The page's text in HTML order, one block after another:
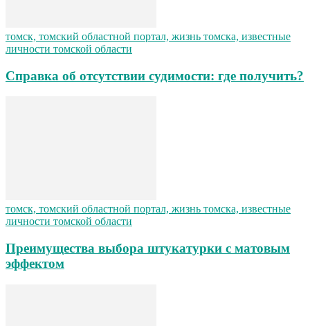
томск, томский областной портал, жизнь томска, известные
личности томской области
Справка об отсутствии судимости: где получить?
томск, томский областной портал, жизнь томска, известные
личности томской области
Преимущества выбора штукатурки с матовым
эффектом